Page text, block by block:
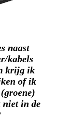
naast
kabels
krijg ik
of ik
niet in de